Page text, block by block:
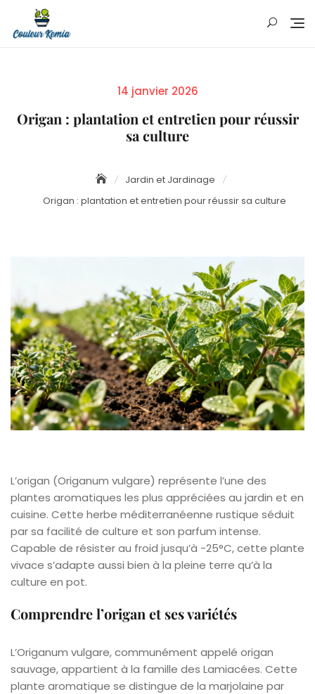
content
Posted
14 janvier 2026
Origan : plantation et entretien pour réussir
sa culture
Jardin et Jardinage
Origan : plantation et entretien pour réussir sa culture
L’origan (Origanum vulgare) représente l’une des
plantes aromatiques les plus appréciées au jardin et en
cuisine. Cette herbe méditerranéenne rustique séduit
par sa facilité de culture et son parfum intense.
Capable de résister au froid jusqu’à -25°C, cette plante
vivace s’adapte aussi bien à la pleine terre qu’à la
culture en pot.
Comprendre l’origan et ses variétés
L’Origanum vulgare, communément appelé origan
sauvage, appartient à la famille des Lamiacées. Cette
plante aromatique se distingue de la marjolaine par